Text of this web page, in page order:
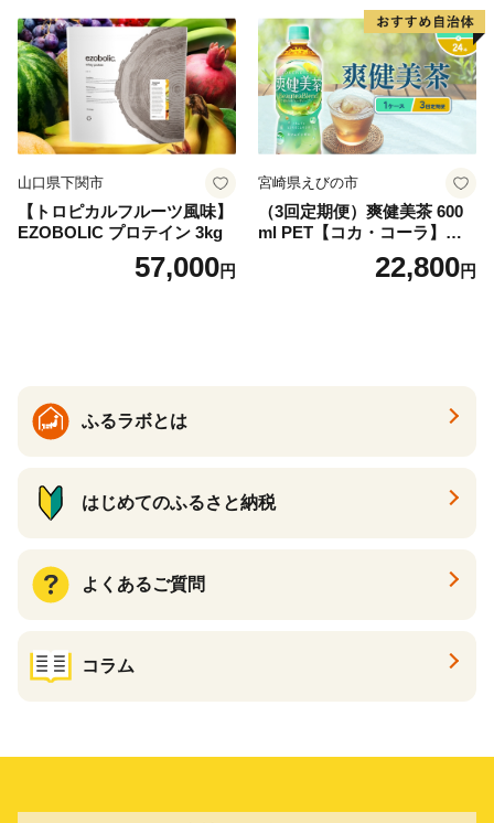
産 シリカ ミネラル 美容 備蓄
防災 長期保存 富士山 山梨県
忍野村
山口県下関市
【トロピカルフルーツ風味】
EZOBOLIC プロテイン 3kg
57,000円
宮崎県えびの市
（3回定期便）爽健美茶 600
ml PET【コカ・コーラ】ペ
ットボトル 1ケース(24本) 定
期便 3回(72本) セット お茶
22,800円
ふるラボとは
はじめてのふるさと納税
よくあるご質問
コラム